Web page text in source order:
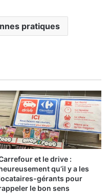
pratiques
et le drive :
qu’il y a les
gérants pour
le bon sens